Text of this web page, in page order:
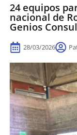
24 equipos
nacional de
Genios
28/03/2026